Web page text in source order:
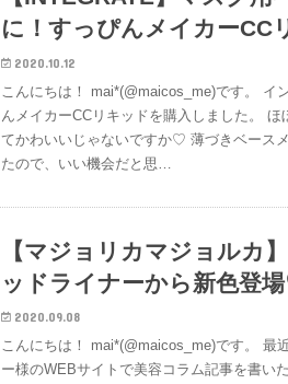
に！すっぴんメイカーCC
2020.10.12
こんにちは！ mai*(@maicos_me)です。 イ
んメイカーCCリキッドを購入しました。 ほ
てかわいいじゃないですか♡ 薄づきベース
たので、いい機会だと思…
【マジョリカマジョルカ
ッドライナーから新色登
2020.09.08
こんにちは！ mai*(@maicos_me)です。 最
ー様のWEBサイトで美容コラム記事を書い